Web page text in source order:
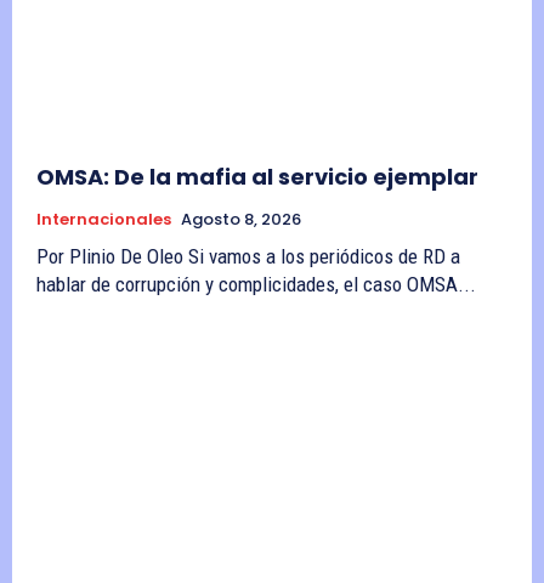
OMSA: De la mafia al servicio ejemplar
Internacionales Agosto 8, 2026
Por Plinio De Oleo Si vamos a los periódicos de RD a
hablar de corrupción y complicidades, el caso OMSA...